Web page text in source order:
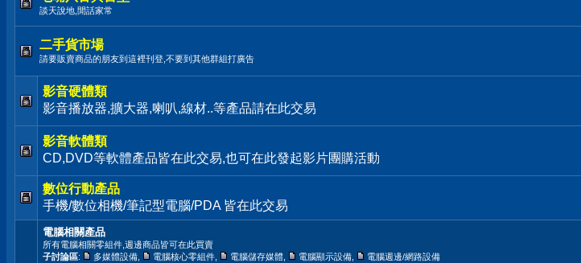
談天說地,閒話家常
二手貨市場
請要販賣商品的朋友到這裡刊登,不要到其他群組打廣告
影音硬體類
影音播放器,擴大器,喇叭,線材..等產品請在此交易
影音軟體類
CD,DVD等軟體產品皆在此交易,也可在此發起影片團購活動
數位行動產品
手機/數位相機/筆記型電腦/PDA 皆在此交易
電腦相關產品
所有電腦相關零組件,週邊商品皆可在此買賣
子討論區: 多媒體設備 電腦核心零組件 電腦儲存媒體 電腦顯示設備 電腦週邊/網路設備